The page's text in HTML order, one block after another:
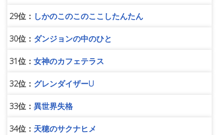
29位： しかのこのこのここしたんたん
30位： ダンジョンの中のひと
31位： 女神のカフェテラス
32位： グレンダイザーU
33位： 異世界失格
34位： 天穂のサクナヒメ